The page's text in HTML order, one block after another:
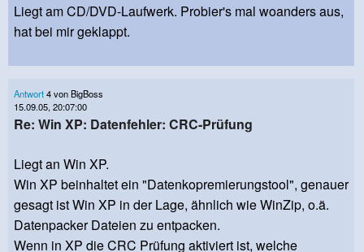
Liegt am CD/DVD-Laufwerk. Probier's mal woanders aus,
hat bei mir geklappt.
Antwort4 von BigBoss
15.09.05, 20:07:00
Re: Win XP: Datenfehler: CRC-Prüfung
Liegt an Win XP.
Win XP beinhaltet ein "Datenkopremierungstool", genauer
gesagt ist Win XP in der Lage, ähnlich wie WinZip, o.ä.
Datenpacker Dateien zu entpacken.
Wenn in XP die CRC Prüfung aktiviert ist, welche